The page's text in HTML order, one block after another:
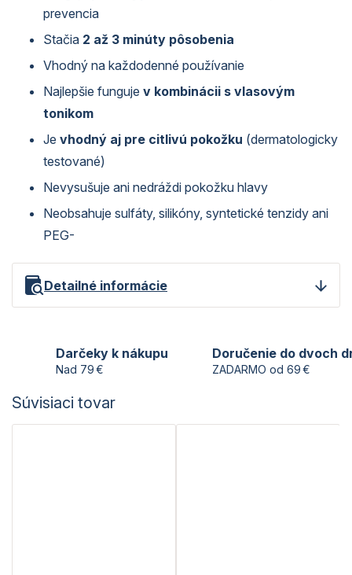
prevencia
Stačia 2 až 3 minúty pôsobenia
Vhodný na každodenné používanie
Najlepšie funguje v kombinácii s vlasovým
tonikom
Je vhodný aj pre citlivú pokožku (dermatologicky
testované)
Nevysušuje ani nedráždi pokožku hlavy
Neobsahuje sulfáty, silikóny, syntetické tenzidy ani
PEG-
Detailné informácie
Darčeky k nákupu
Nad 79 €
Doručenie do dvoch
ZADARMO od 69 €
Súvisiaci tovar